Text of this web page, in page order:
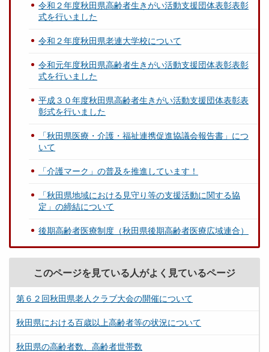
令和２年度秋田県高齢者生きがい活動支援団体表彰表彰
式を行いました
令和２年度秋田県老連大学校について
令和元年度秋田県高齢者生きがい活動支援団体表彰表彰
式を行いました
平成３０年度秋田県高齢者生きがい活動支援団体表彰表
彰式を行いました
「秋田県医療・介護・福祉連携促進協議会報告書」につ
いて
「介護マーク」の普及を推進しています！
「秋田県地域における見守り等の支援活動に関する協
定」の締結について
後期高齢者医療制度（秋田県後期高齢者医療広域連合）
このページを見ている人がよく見ているページ
第６２回秋田県老人クラブ大会の開催について
秋田県における百歳以上高齢者等の状況について
秋田県の高齢者数、高齢者世帯数